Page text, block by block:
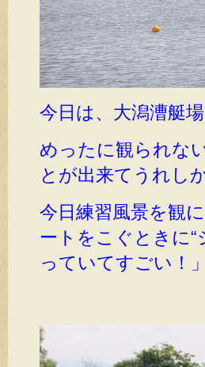
今日は、大潟漕艇
めったに観られな
とが出来てうれし
今日練習風景を観
ートをこぐときに
っていてすごい！